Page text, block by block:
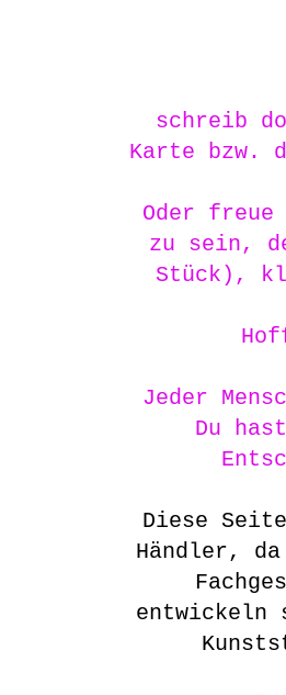
schreib
Karte bzw.
Oder freue
zu sein,
Stück),
Jeder
Du
Diese
Händler,
entwickeln